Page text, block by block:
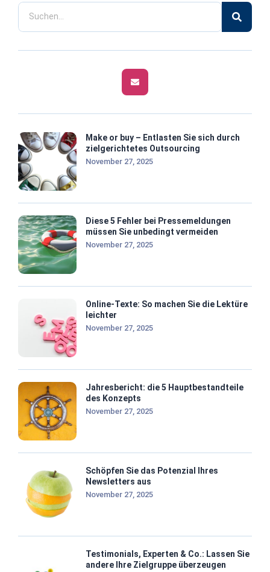
Make or buy – Entlasten Sie sich durch
zielgerichtetes Outsourcing
November 27, 2025
Diese 5 Fehler bei Pressemeldungen
müssen Sie unbedingt vermeiden
November 27, 2025
Online-Texte: So machen Sie die Lektüre
leichter
November 27, 2025
Jahresbericht: die 5 Hauptbestandteile
des Konzepts
November 27, 2025
Schöpfen Sie das Potenzial Ihres
Newsletters aus
November 27, 2025
Testimonials, Experten & Co.: Lassen Sie
andere Ihre Zielgruppe überzeugen